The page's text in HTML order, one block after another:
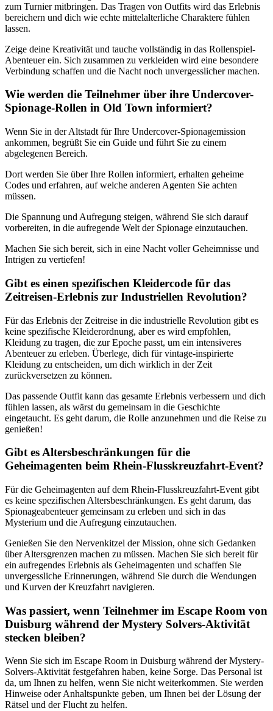
zum Turnier mitbringen. Das Tragen von Outfits wird das Erlebnis
bereichern und dich wie echte mittelalterliche Charaktere fühlen
lassen.
Zeige deine Kreativität und tauche vollständig in das Rollenspiel-
Abenteuer ein. Sich zusammen zu verkleiden wird eine besondere
Verbindung schaffen und die Nacht noch unvergesslicher machen.
Wie werden die Teilnehmer über ihre Undercover-
Spionage-Rollen in Old Town informiert?
Wenn Sie in der Altstadt für Ihre Undercover-Spionagemission
ankommen, begrüßt Sie ein Guide und führt Sie zu einem
abgelegenen Bereich.
Dort werden Sie über Ihre Rollen informiert, erhalten geheime
Codes und erfahren, auf welche anderen Agenten Sie achten
müssen.
Die Spannung und Aufregung steigen, während Sie sich darauf
vorbereiten, in die aufregende Welt der Spionage einzutauchen.
Machen Sie sich bereit, sich in eine Nacht voller Geheimnisse und
Intrigen zu vertiefen!
Gibt es einen spezifischen Kleidercode für das
Zeitreisen-Erlebnis zur Industriellen Revolution?
Für das Erlebnis der Zeitreise in die industrielle Revolution gibt es
keine spezifische Kleiderordnung, aber es wird empfohlen,
Kleidung zu tragen, die zur Epoche passt, um ein intensiveres
Abenteuer zu erleben. Überlege, dich für vintage-inspirierte
Kleidung zu entscheiden, um dich wirklich in der Zeit
zurückversetzen zu können.
Das passende Outfit kann das gesamte Erlebnis verbessern und dich
fühlen lassen, als wärst du gemeinsam in die Geschichte
eingetaucht. Es geht darum, die Rolle anzunehmen und die Reise zu
genießen!
Gibt es Altersbeschränkungen für die
Geheimagenten beim Rhein-Flusskreuzfahrt-Event?
Für die Geheimagenten auf dem Rhein-Flusskreuzfahrt-Event gibt
es keine spezifischen Altersbeschränkungen. Es geht darum, das
Spionageabenteuer gemeinsam zu erleben und sich in das
Mysterium und die Aufregung einzutauchen.
Genießen Sie den Nervenkitzel der Mission, ohne sich Gedanken
über Altersgrenzen machen zu müssen. Machen Sie sich bereit für
ein aufregendes Erlebnis als Geheimagenten und schaffen Sie
unvergessliche Erinnerungen, während Sie durch die Wendungen
und Kurven der Kreuzfahrt navigieren.
Was passiert, wenn Teilnehmer im Escape Room von
Duisburg während der Mystery Solvers-Aktivität
stecken bleiben?
Wenn Sie sich im Escape Room in Duisburg während der Mystery-
Solvers-Aktivität festgefahren haben, keine Sorge. Das Personal ist
da, um Ihnen zu helfen, wenn Sie nicht weiterkommen. Sie werden
Hinweise oder Anhaltspunkte geben, um Ihnen bei der Lösung der
Rätsel und der Flucht zu helfen.